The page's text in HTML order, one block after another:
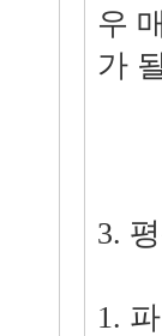
우
가
3.
1.